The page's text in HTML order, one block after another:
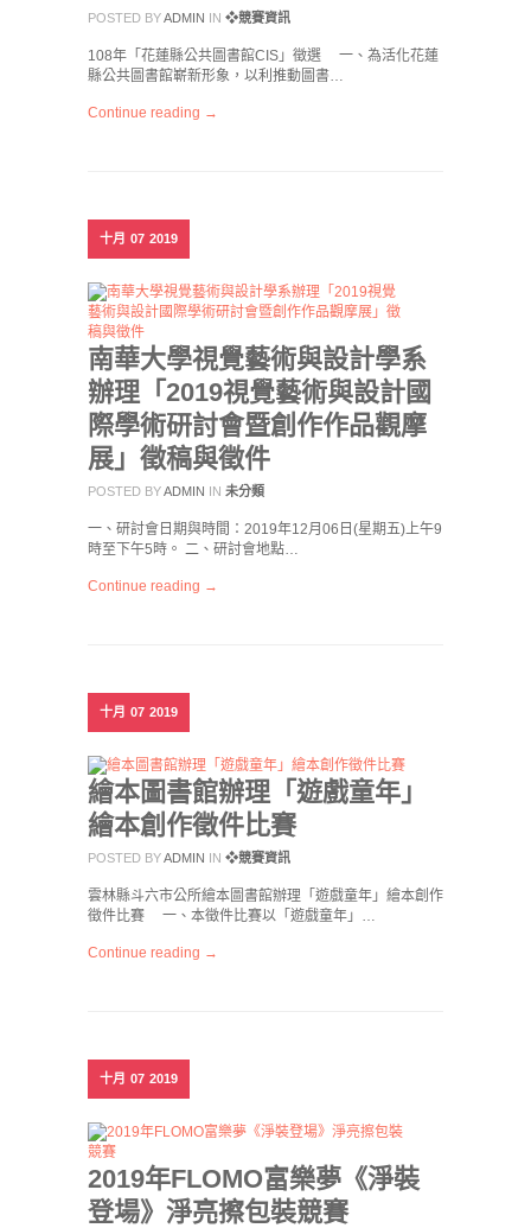
POSTED BYADMIN IN ❖競賽資訊
108年「花蓮縣公共圖書館CIS」徵選 一、為活化花蓮
縣公共圖書館嶄新形象，以利推動圖書…
Continue reading →
十月 07 2019
南華大學視覺藝術與設計學系
辦理「2019視覺藝術與設計國
際學術研討會暨創作作品觀摩
展」徵稿與徵件
POSTED BYADMIN IN 未分類
一、研討會日期與時間：2019年12月06日(星期五)上午9
時至下午5時。 二、研討會地點…
Continue reading →
十月 07 2019
繪本圖書館辦理「遊戲童年」
繪本創作徵件比賽
POSTED BYADMIN IN ❖競賽資訊
雲林縣斗六市公所繪本圖書館辦理「遊戲童年」繪本創作
徵件比賽 一、本徵件比賽以「遊戲童年」…
Continue reading →
十月 07 2019
2019年FLOMO富樂夢《淨裝
登場》淨亮擦包裝競賽